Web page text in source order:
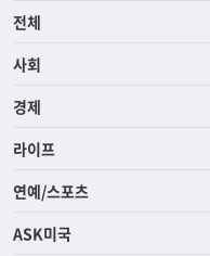
전체
사회
경제
라이프
연예/스포츠